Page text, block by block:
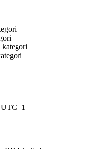
kategori
UTC+1